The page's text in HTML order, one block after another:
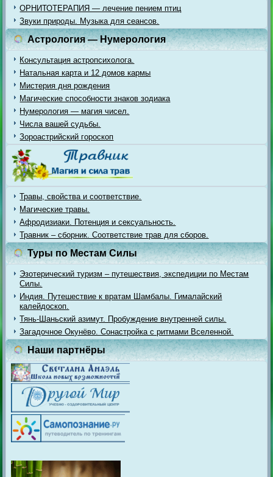
ОРНИТОТЕРАПИЯ — лечение пением птиц
Звуки природы. Музыка для сеансов.
Астрология — Нумерология
Консультация астропсихолога.
Натальная карта и 12 домов кармы
Мистерия дня рождения
Магические способности знаков зодиака
Нумерология — магия чисел.
Числа вашей судьбы.
Зороастрийский гороскоп
Травы, свойства и соответствие.
Магические травы.
Афродизиаки. Потенция и сексуальность.
Травник – сборник. Соответствие трав для сборов.
Туры по Местам Силы
Эзотерический туризм – путешествия, экспедиции по Местам
Силы.
Индия. Путешествие к вратам Шамбалы. Гималайский
калейдоскоп.
Тянь-Шаньский азимут. Пробуждение внутренней силы.
Загадочное Окунёво. Сонастройка с ритмами Вселенной.
Наши партнёры